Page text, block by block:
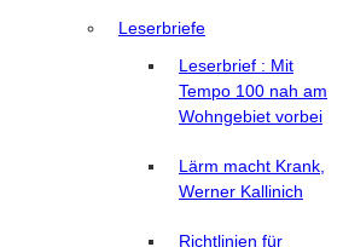
Leserbriefe
Leserbrief : Mit
Tempo 100 nah am
Wohngebiet vorbei
Lärm macht Krank,
Werner Kallinich
Richtlinien für